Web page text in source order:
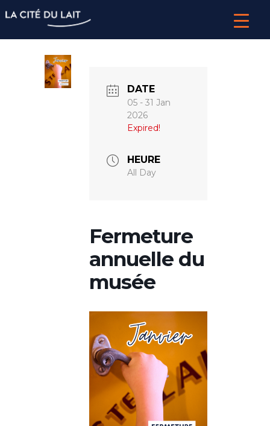
DATE
05 - 31 Jan
2026
Expired!
HEURE
All Day
Fermeture
annuelle du
musée